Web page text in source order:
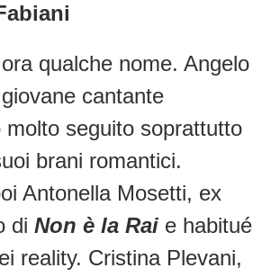
qualche nome. Angelo
cantante
molto seguito soprattutto
brani romantici.
Antonella Mosetti, ex
di Non è la Rai e habitué
reality. Cristina Plevani,